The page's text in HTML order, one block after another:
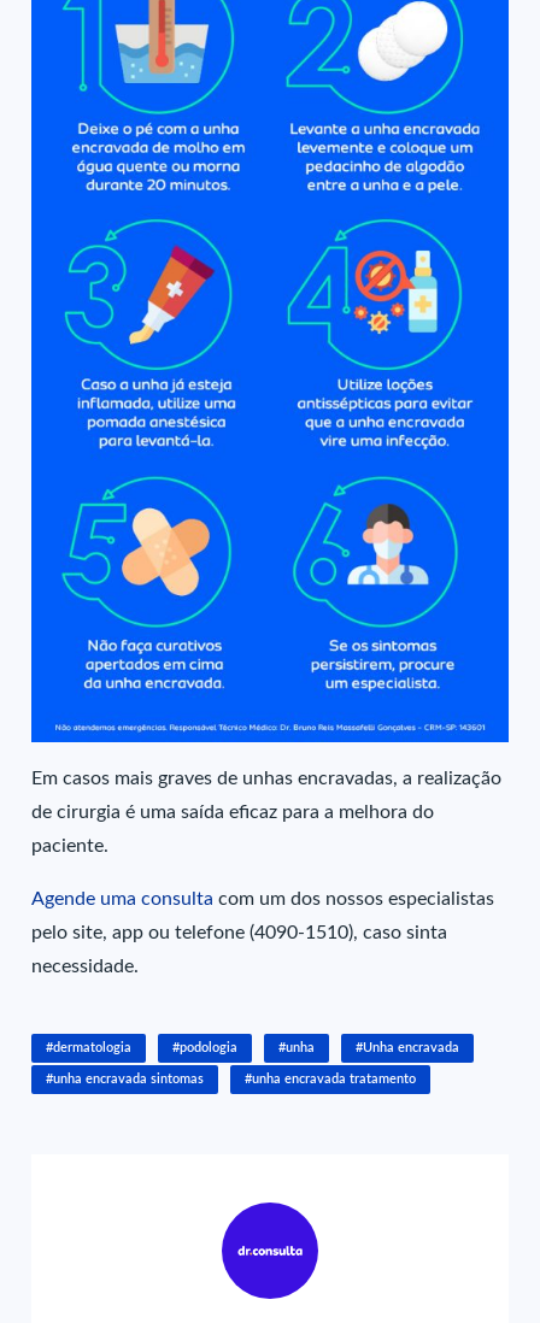
Em casos mais graves de unhas encravadas, a realização
de cirurgia é uma saída eficaz para a melhora do
paciente.
Agende uma consulta com um dos nossos especialistas
pelo site, app ou telefone (4090-1510), caso sinta
necessidade.
#dermatologia #podologia #unha #Unha encravada
#unha encravada sintomas #unha encravada tratamento